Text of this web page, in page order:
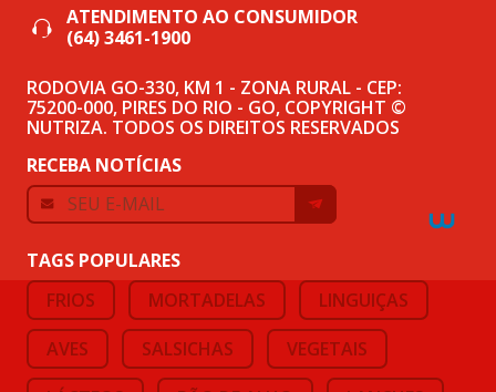
ATENDIMENTO AO CONSUMIDOR
(64) 3461-1900
RODOVIA GO-330, KM 1 - ZONA RURAL - CEP:
75200-000, PIRES DO RIO - GO, COPYRIGHT ©
NUTRIZA. TODOS OS DIREITOS RESERVADOS
RECEBA NOTÍCIAS
TAGS POPULARES
FRIOS
MORTADELAS
LINGUIÇAS
AVES
SALSICHAS
VEGETAIS